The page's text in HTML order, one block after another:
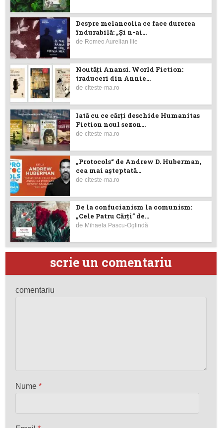
Despre melancolia ce face durerea
îndurabilă: „Și n-ai...
de Romeo Aurelian Ilie
Noutăţi Anansi. World Fiction:
traduceri din Annie...
deciteste-ma.ro
Iată cu ce cărţi deschide Humanitas
Fiction noul sezon...
deciteste-ma.ro
„Protocols“ de Andrew D. Huberman,
cea mai așteptată...
deciteste-ma.ro
De la confucianism la comunism:
„Cele Patru Cărți” de...
de Mihaela Pascu-Oglindă
scrie un comentariu
comentariu
Nume*